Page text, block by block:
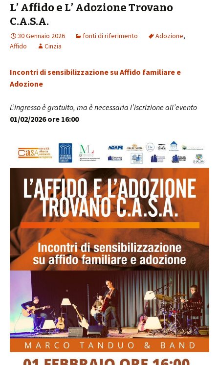
L’ Affido e L’ Adozione Trovano
C.A.S.A.
30 Gennaio 2026 fonti di riferimento Adozione,
Affido
Cinzia
Incontri di sensibilizzazione su Affido familiare e
Adozione
L’ingresso è gratuito, ma è necessaria l’iscrizione all’evento
01/02/2026 ore 16:00